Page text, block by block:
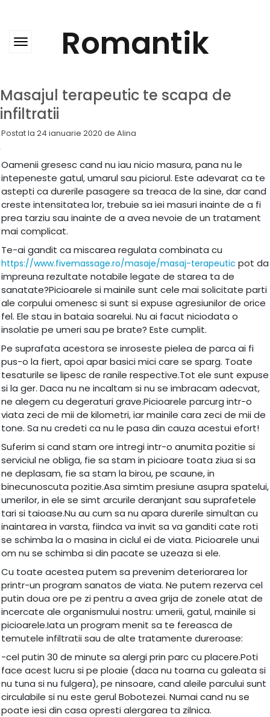
Romantik
Masajul terapeutic te scapa de
infiltratii
Postat la 24 ianuarie 2020 de Alina
Oamenii gresesc cand nu iau nicio masura, pana nu le
intepeneste gatul, umarul sau piciorul. Este adevarat ca te
astepti ca durerile pasagere sa treaca de la sine, dar cand
creste intensitatea lor, trebuie sa iei masuri inainte de a fi
prea tarziu sau inainte de a avea nevoie de un tratament
mai complicat.
Te-ai gandit ca miscarea regulata combinata cu
https://www.fivemassage.ro/masaje/masaj-terapeutic pot da
impreuna rezultate notabile legate de starea ta de
sanatate?Picioarele si mainile sunt cele mai solicitate parti
ale corpului omenesc si sunt si expuse agresiunilor de orice
fel. Ele stau in bataia soarelui. Nu ai facut niciodata o
insolatie pe umeri sau pe brate? Este cumplit.
Pe suprafata acestora se inroseste pielea de parca ai fi
pus-o la fiert, apoi apar basici mici care se sparg. Toate
tesaturile se lipesc de ranile respective.Tot ele sunt expuse
si la ger. Daca nu ne incaltam si nu se imbracam adecvat,
ne alegem cu degeraturi grave.Picioarele parcurg intr-o
viata zeci de mii de kilometri, iar mainile cara zeci de mii de
tone. Sa nu credeti ca nu le pasa din cauza acestui efort!
Suferim si cand stam ore intregi intr-o anumita pozitie si
serviciul ne obliga, fie sa stam in picioare toata ziua si sa
ne deplasam, fie sa stam la birou, pe scaune, in
binecunoscuta pozitie.Asa simtim presiune asupra spatelui,
umerilor, in ele se simt arcurile deranjant sau suprafetele
tari si taioase.Nu au cum sa nu apara durerile simultan cu
inaintarea in varsta, fiindca va invit sa va ganditi cate roti
se schimba la o masina in ciclul ei de viata. Picioarele unui
om nu se schimba si din pacate se uzeaza si ele.
Cu toate acestea putem sa prevenim deteriorarea lor
printr-un program sanatos de viata. Ne putem rezerva cel
putin doua ore pe zi pentru a avea grija de zonele atat de
incercate ale organismului nostru: umerii, gatul, mainile si
picioarele.Iata un program menit sa te fereasca de
temutele infiltratii sau de alte tratamente dureroase:
-cel putin 30 de minute sa alergi prin parc cu placere.Poti
face acest lucru si pe ploaie (daca nu toarna cu galeata si
nu tuna si nu fulgera), pe ninsoare, cand aleile parcului sunt
circulabile si nu este gerul Bobotezei. Numai cand nu se
poate iesi din casa opresti alergarea ta zilnica.